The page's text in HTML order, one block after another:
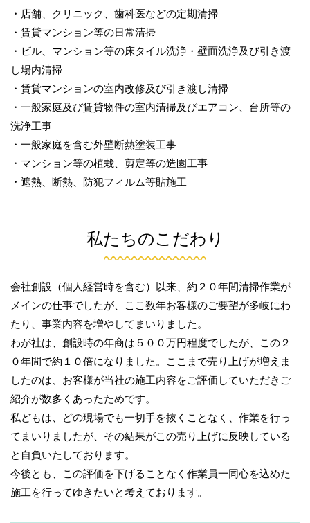
・店舗、クリニック、歯科医などの定期清掃
・賃貸マンション等の日常清掃
・ビル、マンション等の床タイル洗浄・壁面洗浄及び引き渡
し場内清掃
・賃貸マンションの室内改修及び引き渡し清掃
・一般家庭及び賃貸物件の室内清掃及びエアコン、台所等の
洗浄工事
・一般家庭を含む外壁断熱塗装工事
・マンション等の植栽、剪定等の造園工事
・遮熱、断熱、防犯フィルム等貼施工
私たちのこだわり
会社創設（個人経営時を含む）以来、約２０年間清掃作業が
メインの仕事でしたが、ここ数年お客様のご要望が多岐にわ
たり、事業内容を増やしてまいりました。
わが社は、創設時の年商は５００万円程度でしたが、この２
０年間で約１０倍になりました。ここまで売り上げが増えま
したのは、お客様が当社の施工内容をご評価していただきご
紹介が数多くあったためです。
私どもは、どの現場でも一切手を抜くことなく、作業を行っ
てまいりましたが、その結果がこの売り上げに反映している
と自負いたしております。
今後とも、この評価を下げることなく作業員一同心を込めた
施工を行ってゆきたいと考えております。